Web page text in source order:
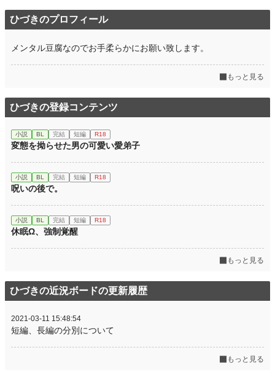
累計ポイント 47,504 pt (45,827 位)
ひづきのプロフィール
メンタル豆腐なのでお手柔らかにお願い致します。
もっと見る
ひづきの登録コンテンツ
小説 BL 完結 短編 R18
変態を拗らせた男の可愛い愛弟子
小説 BL 完結 短編 R18
呪いの後で。
小説 BL 完結 短編 R18
休眠Ω、強制覚醒
もっと見る
ひづきの近況ボードの更新履歴
2021-03-11 15:48:54
短編、長編の分別について
もっと見る